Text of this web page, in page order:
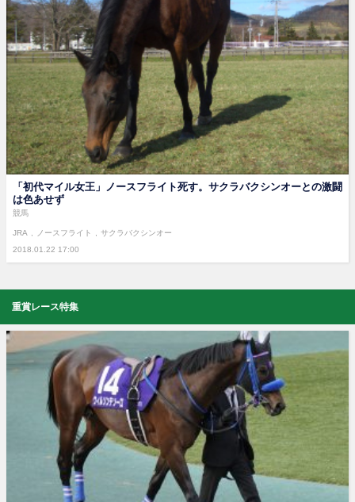
「初代マイル女王」ノースフライト死す。サクラバクシンオーとの激闘
は色あせず
2018.01.22 17:00
競馬
JRA ノースフライト サクラバクシンオー
重賞レース特集